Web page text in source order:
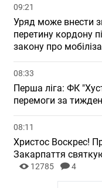
09:21
Уряд може внести
перетину кордону
закону про
08:33
Перша ліга: ФК
перемоги за
08:11
Христос Воскрес!
Закарпаття
12785 4